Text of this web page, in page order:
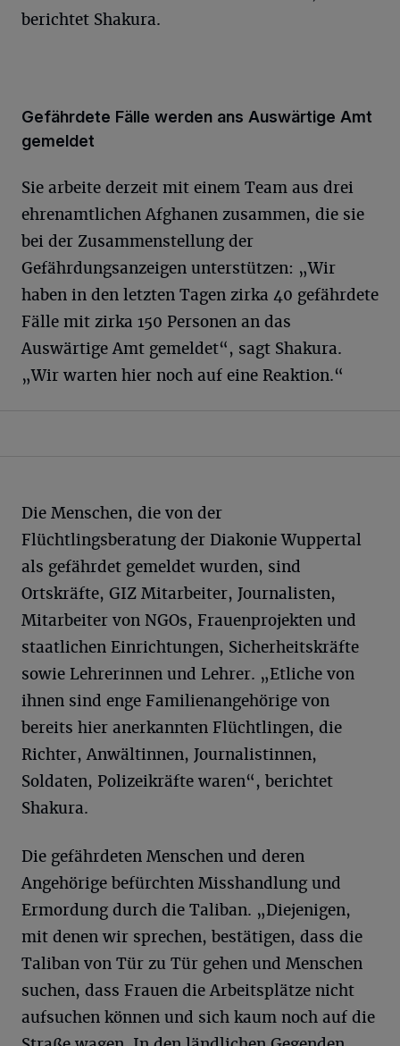
berichtet Shakura.
Gefährdete Fälle werden ans Auswärtige Amt
gemeldet
Sie arbeite derzeit mit einem Team aus drei
ehrenamtlichen Afghanen zusammen, die sie
bei der Zusammenstellung der
Gefährdungsanzeigen unterstützen: „Wir
haben in den letzten Tagen zirka 40 gefährdete
Fälle mit zirka 150 Personen an das
Auswärtige Amt gemeldet“, sagt Shakura.
„Wir warten hier noch auf eine Reaktion.“
Die Menschen, die von der
Flüchtlingsberatung der Diakonie Wuppertal
als gefährdet gemeldet wurden, sind
Ortskräfte, GIZ Mitarbeiter, Journalisten,
Mitarbeiter von NGOs, Frauenprojekten und
staatlichen Einrichtungen, Sicherheitskräfte
sowie Lehrerinnen und Lehrer. „Etliche von
ihnen sind enge Familienangehörige von
bereits hier anerkannten Flüchtlingen, die
Richter, Anwältinnen, Journalistinnen,
Soldaten, Polizeikräfte waren“, berichtet
Shakura.
Die gefährdeten Menschen und deren
Angehörige befürchten Misshandlung und
Ermordung durch die Taliban. „Diejenigen,
mit denen wir sprechen, bestätigen, dass die
Taliban von Tür zu Tür gehen und Menschen
suchen, dass Frauen die Arbeitsplätze nicht
aufsuchen können und sich kaum noch auf die